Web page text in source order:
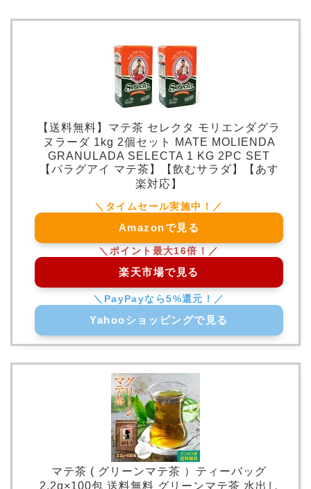
【送料無料】マテ茶 セレクタ モリエンダグラ
ヌラーダ 1kg 2個セット MATE MOLIENDA
GRANULADA SELECTA 1 KG 2PC SET
【パラグアイ マテ茶】【飲むサラダ】【あす
楽対応】
Amazonで見る
楽天市場で見る
Yahooショッピングで見る
マテ茶 ( グリーンマテ茶 ）ティーバッグ
2.2g×100包 送料無料 グリーンマテ茶 水出し